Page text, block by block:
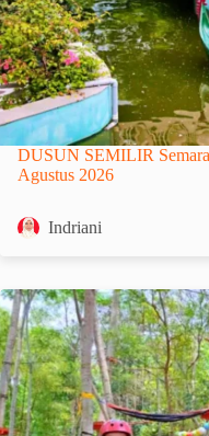
DUSUN SEMILIR
Agustus 2026
Indriani